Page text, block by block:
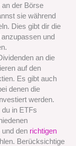
an der Börse
sie während
Dies gibt dir die
und
an die
auf den
Es gibt auch
denen die
werden.
in ETFs
den richtigen
Berücksichtige